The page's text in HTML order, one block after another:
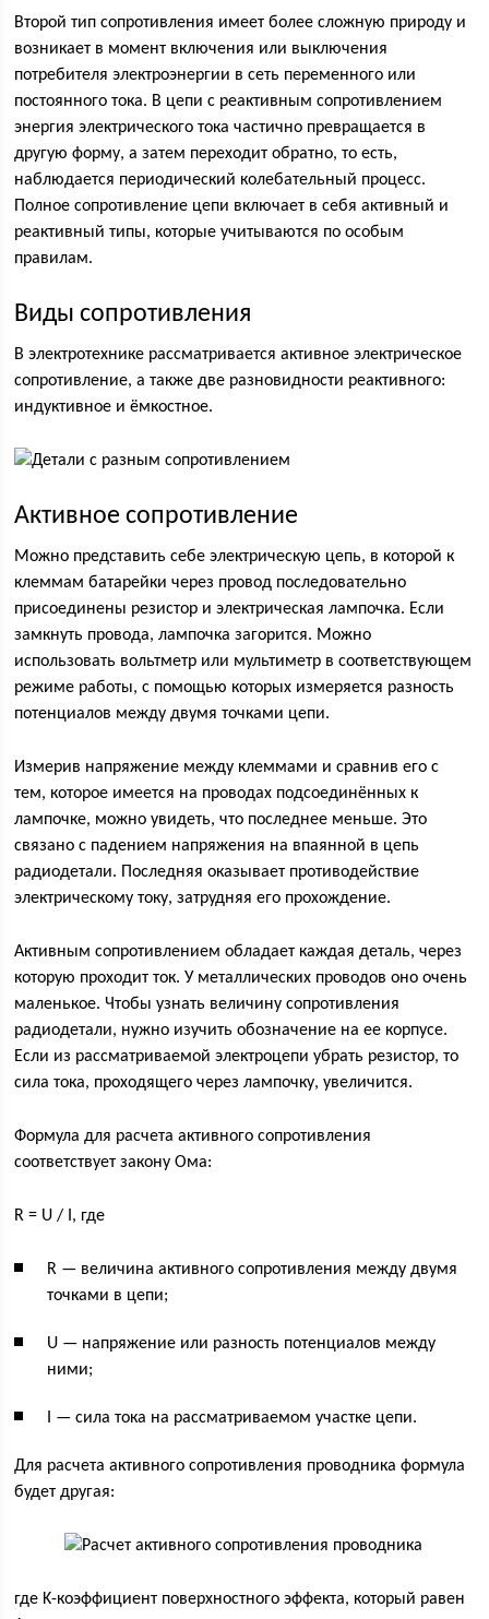
Второй тип сопротивления имеет более сложную природу и
возникает в момент включения или выключения
потребителя электроэнергии в сеть переменного или
постоянного тока. В цепи с реактивным сопротивлением
энергия электрического тока частично превращается в
другую форму, а затем переходит обратно, то есть,
наблюдается периодический колебательный процесс.
Полное сопротивление цепи включает в себя активный и
реактивный типы, которые учитываются по особым
правилам.
Виды сопротивления
В электротехнике рассматривается активное электрическое
сопротивление, а также две разновидности реактивного:
индуктивное и ёмкостное.
Активное сопротивление
Можно представить себе электрическую цепь, в которой к
клеммам батарейки через провод последовательно
присоединены резистор и электрическая лампочка. Если
замкнуть провода, лампочка загорится. Можно
использовать вольтметр или мультиметр в соответствующем
режиме работы, с помощью которых измеряется разность
потенциалов между двумя точками цепи.
Измерив напряжение между клеммами и сравнив его с
тем, которое имеется на проводах подсоединённых к
лампочке, можно увидеть, что последнее меньше. Это
связано с падением напряжения на впаянной в цепь
радиодетали. Последняя оказывает противодействие
электрическому току, затрудняя его прохождение.
Активным сопротивлением обладает каждая деталь, через
которую проходит ток. У металлических проводов оно очень
маленькое. Чтобы узнать величину сопротивления
радиодетали, нужно изучить обозначение на ее корпусе.
Если из рассматриваемой электроцепи убрать резистор, то
сила тока, проходящего через лампочку, увеличится.
Формула для расчета активного сопротивления
соответствует закону Ома:
R = U / I, где
R — величина активного сопротивления между двумя
точками в цепи;
U — напряжение или разность потенциалов между
ними;
I — сила тока на рассматриваемом участке цепи.
Для расчета активного сопротивления проводника формула
будет другая:
где K-коэффициент поверхностного эффекта, который равен